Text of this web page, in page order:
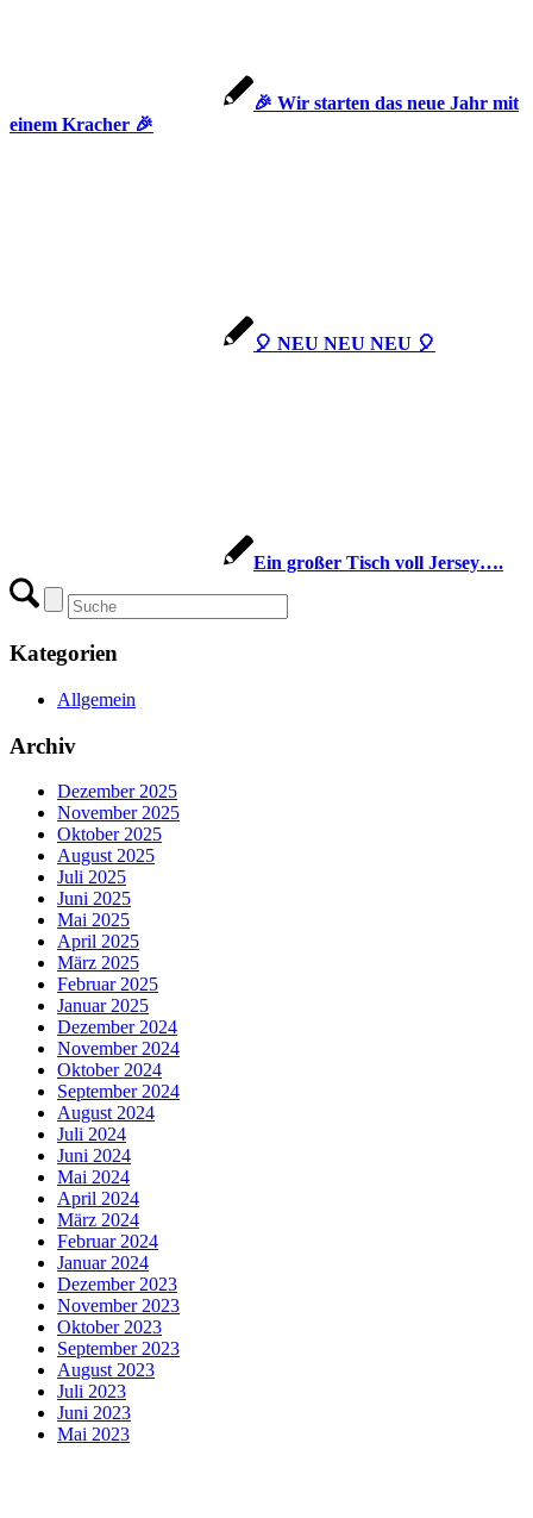
🎉 Wir starten das neue Jahr mit
einem Kracher 🎉
🎈 NEU NEU NEU 🎈
Ein großer Tisch voll Jersey….
Kategorien
Allgemein
Archiv
Dezember 2025
November 2025
Oktober 2025
August 2025
Juli 2025
Juni 2025
Mai 2025
April 2025
März 2025
Februar 2025
Januar 2025
Dezember 2024
November 2024
Oktober 2024
September 2024
August 2024
Juli 2024
Juni 2024
Mai 2024
April 2024
März 2024
Februar 2024
Januar 2024
Dezember 2023
November 2023
Oktober 2023
September 2023
August 2023
Juli 2023
Juni 2023
Mai 2023